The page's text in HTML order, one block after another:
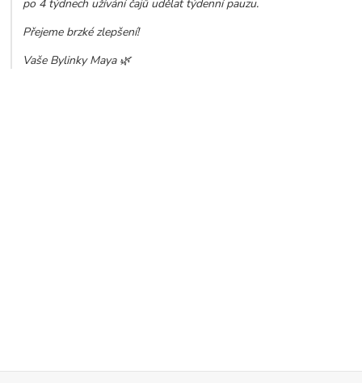
po 4 týdnech užívání čajů udělat týdenní pauzu.
Přejeme brzké zlepšení!
Vaše Bylinky Maya 🌿